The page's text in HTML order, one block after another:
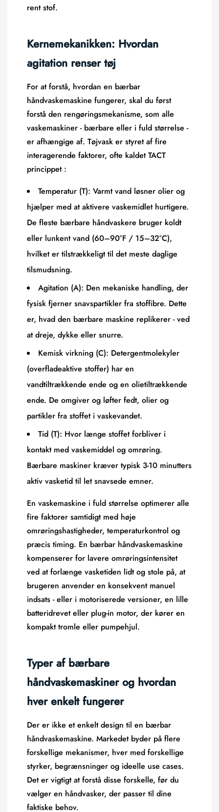
rent stof.
Kernemekanikken: Hvordan
agitation renser tøj
For at forstå, hvordan en bærbar
håndvaskemaskine fungerer, skal du først
forstå den rengøringsmekanisme, som alle
vaskemaskiner - bærbare eller i fuld størrelse -
er afhængige af. Tøjvask er styret af fire
interagerende faktorer, ofte kaldetTACT
princippet :
Temperatur (T): Varmt vand løsner olier og
hjælper med at aktivere vaskemidlet hurtigere.
De fleste bærbare håndvaskere bruger koldt
eller lunkent vand (60–90°F / 15–32°C),
hvilket er tilstrækkeligt til det meste daglige
tilsmudsning.
Agitation (A): Den mekaniske handling, der
fysisk fjerner snavspartikler fra stoffibre. Dette
er, hvad den bærbare maskine replikerer - ved
at dreje, dykke eller snurre.
Kemisk virkning (C): Detergentmolekyler
(overfladeaktive stoffer) har en
vandtiltrækkende ende og en olietiltrækkende
ende. De omgiver og løfter fedt, olier og
partikler fra stoffet i vaskevandet.
Tid (T): Hvor længe stoffet forbliver i
kontakt med vaskemiddel og omrøring.
Bærbare maskiner kræver typisk 3-10 minutters
aktiv vasketid til let snavsede emner.
En vaskemaskine i fuld størrelse optimerer alle
fire faktorer samtidigt med høje
omrøringshastigheder, temperaturkontrol og
præcis timing. En bærbar håndvaskemaskine
kompenserer for lavere omrøringsintensitet
ved at forlænge vasketiden lidt og stole på, at
brugeren anvender en konsekvent manuel
indsats - eller i motoriserede versioner, en lille
batteridrevet eller plug-in motor, der kører en
kompakt tromle eller pumpehjul.
Typer af bærbare
håndvaskemaskiner og hvordan
hver enkelt fungerer
Der er ikke et enkelt design til en bærbar
håndvaskemaskine. Markedet byder på flere
forskellige mekanismer, hver med forskellige
styrker, begrænsninger og ideelle use cases.
Det er vigtigt at forstå disse forskelle, før du
vælger en håndvasker, der passer til dine
faktiske behov.